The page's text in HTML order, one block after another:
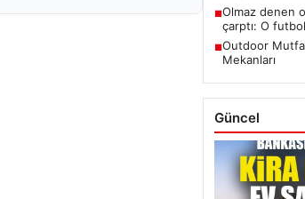
■Olmaz denen
çarptı: O
■Outdoor
Mekanları
Güncel